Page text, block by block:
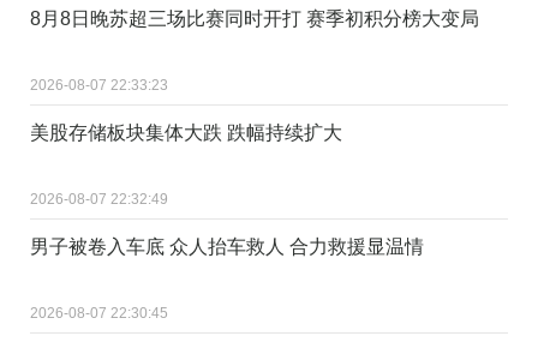
8月8日晚苏超三场比赛同时开打 赛季初积分榜大变局
2026-08-07 22:33:23
美股存储板块集体大跌 跌幅持续扩大
2026-08-07 22:32:49
男子被卷入车底 众人抬车救人 合力救援显温情
2026-08-07 22:30:45